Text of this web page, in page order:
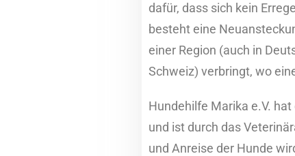
dafür, dass sich kein
besteht eine
einer Region (auch in
Schweiz) verbringt, wo
Hundehilfe Marika e.V.
und ist durch das
und Anreise der Hunde